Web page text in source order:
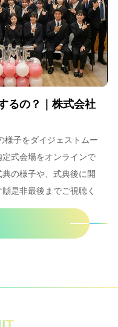
るの？｜株式会社
様子をダイジェストムー
式会場をオンラインで
の様子や、式典後に開
是非最後までご視聴く